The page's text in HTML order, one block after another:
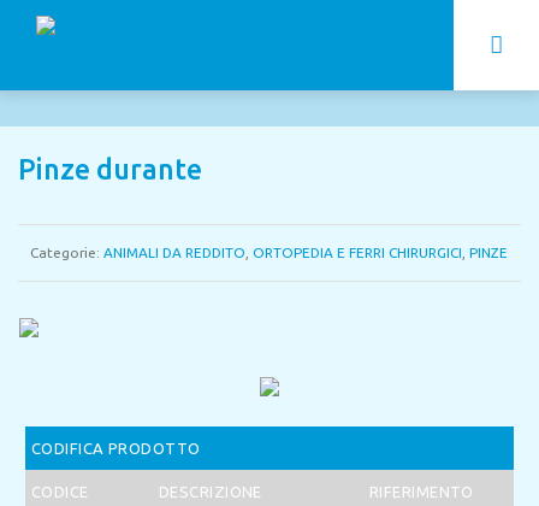
Pinze durante
Categorie: ANIMALI DA REDDITO ORTOPEDIA E FERRI CHIRURGICI PINZE
CODIFICA PRODOTTO
CODICE DESCRIZIONE RIFERIMENTO